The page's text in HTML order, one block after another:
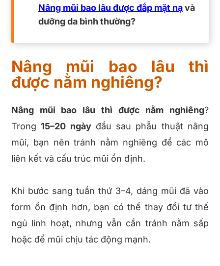
Nâng mũi bao lâu được đắp mặt nạvà
dưỡng da bình thường?
Nâng mũi bao lâu thì
được nằm nghiêng?
Nâng mũi bao lâu thì được nằm nghiêng?
Trong15–20 ngàyđầu sau phẫu thuật nâng
mũi, bạn nên tránh nằm nghiêng để các mô
liên kết và cấu trúc mũi ổn định.
Khi bước sang tuần thứ 3–4, dáng mũi đã vào
form ổn định hơn, bạn có thể thay đổi tư thế
ngủ linh hoạt, nhưng vẫn cần tránh nằm sấp
hoặc để mũi chịu tác động mạnh.